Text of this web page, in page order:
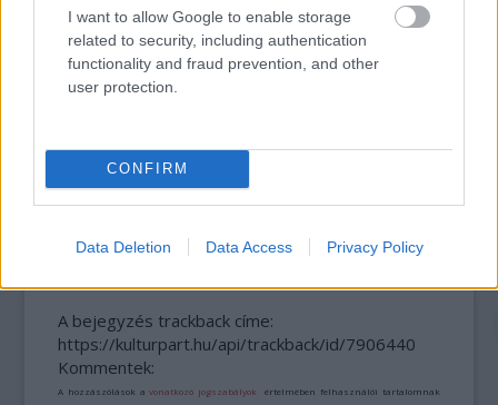
I want to allow Google to enable storage
related to security, including authentication
functionality and fraud prevention, and other
user protection.
CONFIRM
Data Deletion Data Access Privacy Policy
NYOMÁBAN MAGYAR ELŐZETESE
SZÁGULDÁS, SÁRKÁNYOK, ROSSZFIÚK – A NYÁR
A bejegyzés trackback címe:
https://kulturpart.hu/api/trackback/id/7906440
Kommentek:
A hozzászólások avonatkozó jogszabályok értelmében felhasználói tartalomnak